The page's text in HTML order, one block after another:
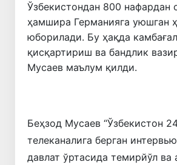
Ўзбекистондан 800 нафардан
ҳамшира Германияга уюшган
юборилади. Бу ҳақда
қисқартириш ва бандлик
Мусаев маълум қилди.
Беҳзод Мусаев “Ўзбекистон
телеканалига берган
давлат ўртасида темирйўл ва